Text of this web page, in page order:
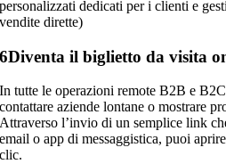
personalizzati dedicati per i clienti e
vendite dirette)
6Diventa il biglietto da visita
In tutte le operazioni remote B2B e
contattare aziende lontane o mostrare
Attraverso l’invio di un semplice link
email o app di messaggistica, puoi
clic.